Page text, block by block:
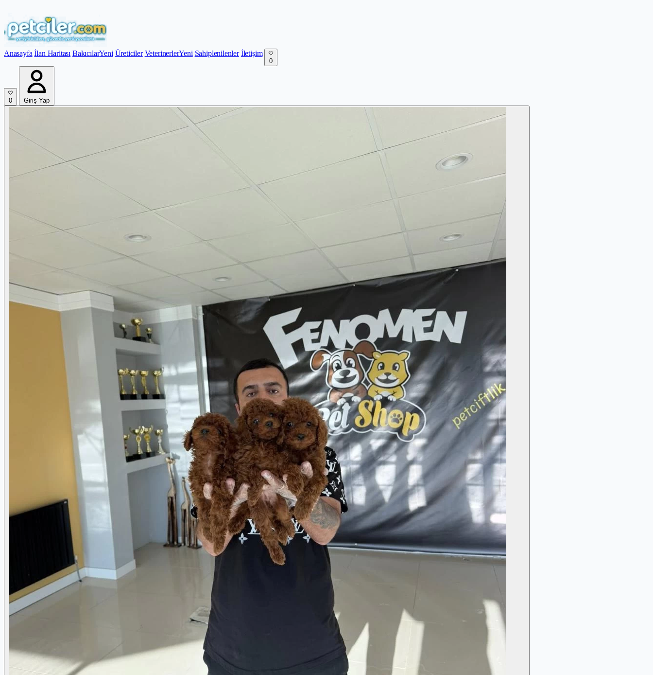
Anasayfa İlan Haritası BakıcılarYeni Üreticiler VeterinerlerYeni Sahiplenilenler İletişim
0
0 Giriş Yap